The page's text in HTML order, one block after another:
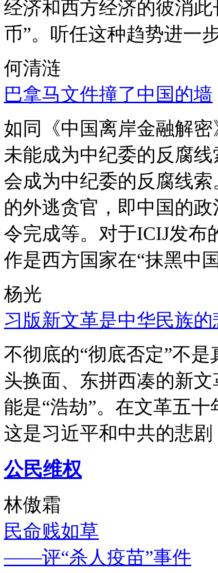
经济和西方经济的彼消
币”。听任这种趋势进一
何清涟
巴拿马文件撞了中国的墙
如同《中国离岸金融解
未能成为中纪委的反腐
会成为中纪委的反腐线
的外逃贪官，即中国的
令完成等。对于ICIJ发布
作是西方国家在“抹黑中
杨光
习版新文革是中华民族的
不彻底的“彻底否定”不
头换面、东拼西凑的新
能是“浩劫”。在文革五
这是习近平和中共的悲
公民维权
林傲霜
民命贱如草
——评“杀人疫苗”事件